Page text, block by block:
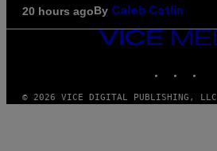
20 hours agoBy Caleb Catlin
VICE
© 2026 VICE DIGITAL PUBLISHING, LLC